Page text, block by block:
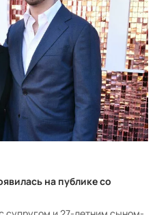
на публике со